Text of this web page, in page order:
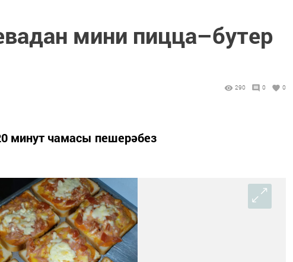
мини пицца–бутер
290 0 0
минут чамасы пешерәбез